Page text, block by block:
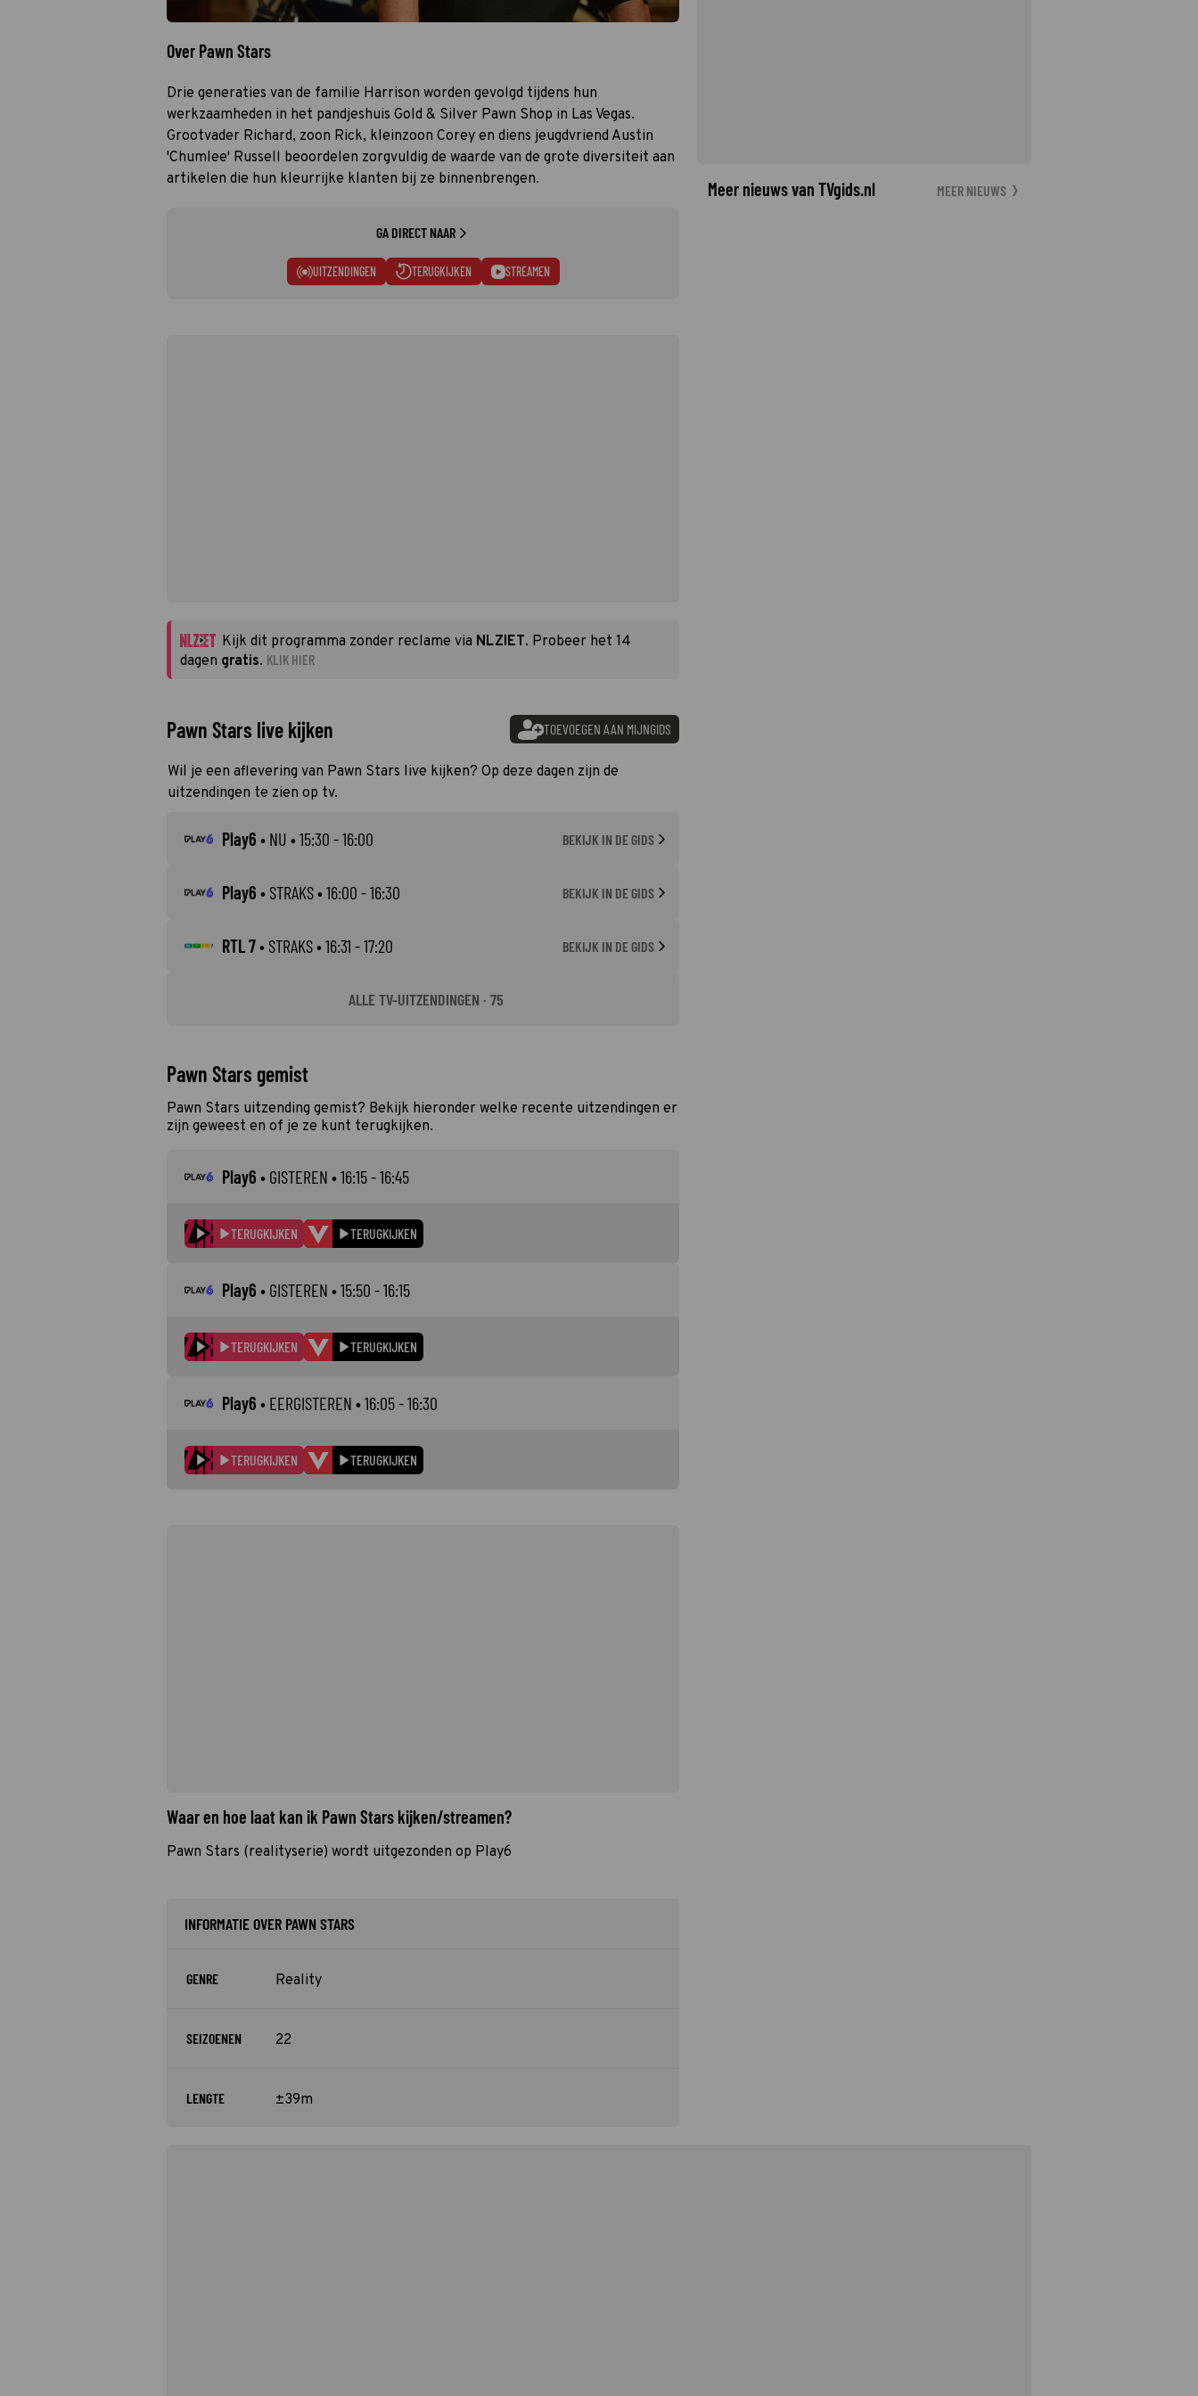
Over Pawn Stars
Drie generaties van de familie Harrison worden gevolgd tijdens hun
werkzaamheden in het pandjeshuis Gold & Silver Pawn Shop in Las Vegas.
Grootvader Richard, zoon Rick, kleinzoon Corey en diens jeugdvriend Austin
'Chumlee' Russell beoordelen zorgvuldig de waarde van de grote diversiteit aan
artikelen die hun kleurrijke klanten bij ze binnenbrengen.
GA DIRECT NAAR
UITZENDINGEN TERUGKIJKEN STREAMEN
Kijk dit programma zonder reclame via NLZIET. Probeer het 14
dagen gratis. KLIK HIER
Pawn Stars live kijken TOEVOEGEN AAN MIJNGIDS
Wil je een aflevering van Pawn Stars live kijken? Op deze dagen zijn de
uitzendingen te zien op tv.
Play6 • NU • 15:30 - 16:00 BEKIJK IN DE GIDS
Play6 • STRAKS• 16:00 - 16:30 BEKIJK IN DE GIDS
RTL 7• STRAKS• 16:31 - 17:20 BEKIJK IN DE GIDS
ALLE TV-UITZENDINGEN · 75
Pawn Stars gemist
Pawn Stars uitzending gemist? Bekijk hieronder welke recente uitzendingen er
zijn geweest en of je ze kunt terugkijken.
Play6 • GISTEREN • 16:15 - 16:45
TERUGKIJKEN TERUGKIJKEN
Play6 • GISTEREN • 15:50 - 16:15
TERUGKIJKEN TERUGKIJKEN
Play6 • EERGISTEREN • 16:05 - 16:30
TERUGKIJKEN TERUGKIJKEN
Waar en hoe laat kan ik Pawn Stars kijken/streamen?
Pawn Stars (realityserie) wordt uitgezonden op Play6
INFORMATIE OVER PAWN STARS
GENRE Reality
SEIZOENEN 22
LENGTE ±39m
Meer nieuws van TVgids.nl MEER NIEUWS